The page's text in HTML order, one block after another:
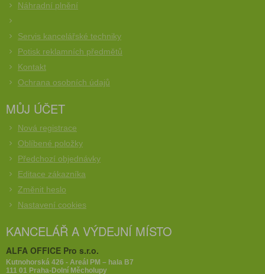
Náhradní plnění
Servis kancelářské techniky
Potisk reklamních předmětů
Kontakt
Ochrana osobních údajů
MŮJ ÚČET
Nová registrace
Oblíbené položky
Předchozí objednávky
Editace zákazníka
Změnit heslo
Nastavení cookies
KANCELÁŘ A VÝDEJNÍ MÍSTO
ALFA OFFICE Pro s.r.o.
Kutnohorská 426 - Areál PM – hala B7
111 01 Praha-Dolní Měcholupy